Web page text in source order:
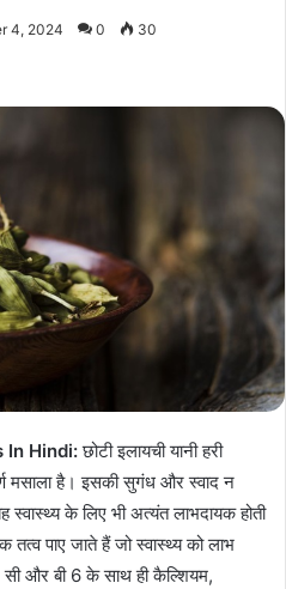
4, 2024 0 30
In Hindi:छोटी इलायची यानी हरी
मसाला है। इसकी सुगंध और स्वाद न
स्वास्थ्य के लिए भी अत्यंत लाभदायक होती
तत्व पाए जाते हैं जो स्वास्थ्य को लाभ
सी और बी 6 के साथ ही कैल्शियम,